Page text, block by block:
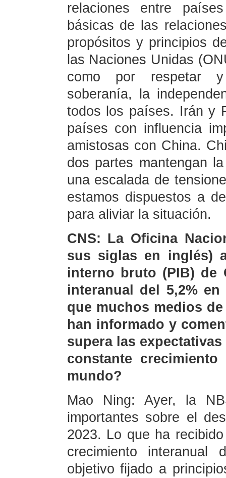
relaciones entre
básicas de las
propósitos y principios
las Naciones Unidas
como por respetar y
soberanía, la
todos los países. Irán y
países con influencia
amistosas con China.
dos partes mantengan
una escalada de
estamos dispuestos a
para aliviar la situación.
CNS: La Oficina
sus siglas en inglés)
interno bruto (PIB) de
interanual del 5,2%
que muchos medios
han informado y
supera las
constante
mundo?
Mao Ning: Ayer, la
importantes sobre el
2023. Lo que ha
crecimiento
objetivo fijado a